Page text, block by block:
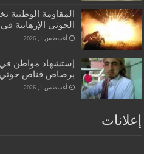
المقاومة الوطنية
الحوثي الإرهابية
أغسطس 1, 2026
إستشهاد مواطن في
برصاص قناص حوثي
أغسطس 1, 2026
إعلانات